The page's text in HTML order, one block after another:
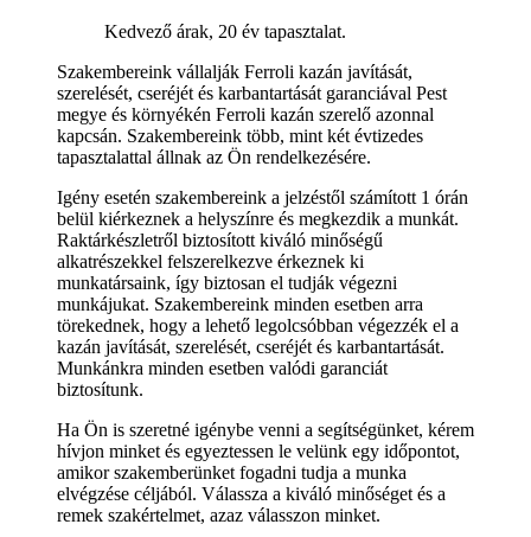
Kedvező árak, 20 év tapasztalat.
Szakembereink vállalják Ferroli kazán javítását,
szerelését, cseréjét és karbantartását garanciával Pest
megye és környékén Ferroli kazán szerelő azonnal
kapcsán. Szakembereink több, mint két évtizedes
tapasztalattal állnak az Ön rendelkezésére.
Igény esetén szakembereink a jelzéstől számított 1 órán
belül kiérkeznek a helyszínre és megkezdik a munkát.
Raktárkészletről biztosított kiváló minőségű
alkatrészekkel felszerelkezve érkeznek ki
munkatársaink, így biztosan el tudják végezni
munkájukat. Szakembereink minden esetben arra
törekednek, hogy a lehető legolcsóbban végezzék el a
kazán javítását, szerelését, cseréjét és karbantartását.
Munkánkra minden esetben valódi garanciát
biztosítunk.
Ha Ön is szeretné igénybe venni a segítségünket, kérem
hívjon minket és egyeztessen le velünk egy időpontot,
amikor szakemberünket fogadni tudja a munka
elvégzése céljából. Válassza a kiváló minőséget és a
remek szakértelmet, azaz válasszon minket.